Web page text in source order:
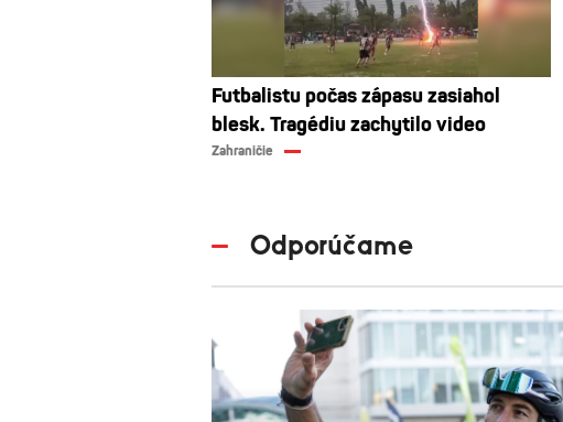
Futbalistu počas zápasu zasiahol
blesk. Tragédiu zachytilo video
Zahraničie
Odporúčame